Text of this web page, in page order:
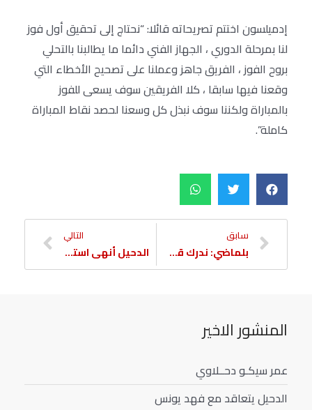
إدميلسون اختتم تصريحاته قائلا: “نحتاج إلى تحقيق أول فوز
لنا بمرحلة الدوري ، الجهاز الفني دائما ما يطالبنا بالتحلي
بروح الفوز ، الفريق جاهز وعملنا على تصحيح الأخطاء التي
وقعنا فيها سابقا ، كلا الفريقين سوف يسعى للفوز
بالمباراة ولكننا سوف نبذل كل وسعنا لحصد نقاط المباراة
كاملة”.
سابق
بلماضي: ندرك قوة شباب الأهلي ولكننا نسعى لتحقيق فوزنا الأول بالآسيوية
التالي
الدحيل أنهى استعداداته لاستضافة شباب الأهلي بالآسيوية
المنشور الاخير
عمر سيكـو دحــلاوي
الدحيل يتعاقد مع فهد يونس